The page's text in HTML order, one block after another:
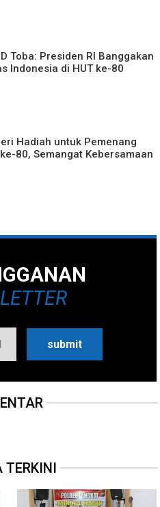
Toba: Presiden RI Banggakan
Indonesia di HUT ke-80
Hadiah untuk Pemenang
80, Semangat Kebersamaan
TERKINI